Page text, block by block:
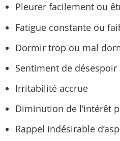
Pleurer facilement ou
Fatigue constante ou
Dormir trop ou mal
Sentiment de
Irritabilité accrue
Diminution de l’intérêt
Rappel indésirable